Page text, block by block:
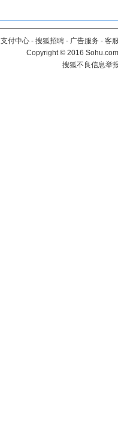
支付中心 - 搜狐招聘 - 广告服务 - 客
Copyright©2016
搜狐不良信息举